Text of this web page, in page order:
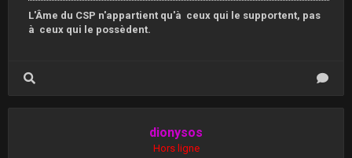
L'Âme du CSP n'appartient qu'à ceux qui le supportent, pas
à ceux qui le possèdent.
dionysos
Hors ligne